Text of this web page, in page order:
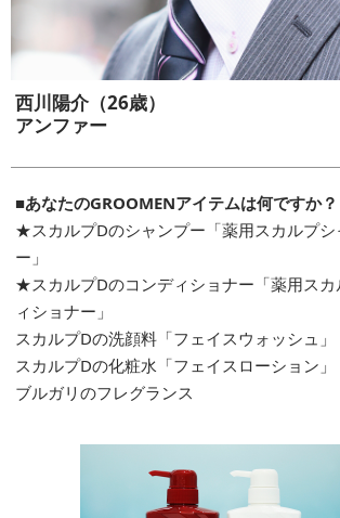
西川陽介（26歳）
アンファー
■あなたのGROOMENアイテムは何ですか？
★スカルプDのシャンプー「薬用スカルプ
ー」
★スカルプDのコンディショナー「薬用ス
ィショナー」
スカルプDの洗顔料「フェイスウォッシュ」
スカルプDの化粧水「フェイスローション」
ブルガリのフレグランス